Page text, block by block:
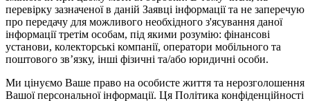
перевірку зазначеної в даній Заявці інформації та не заперечую
про передачу для можливого необхідного з'ясування даної
інформації третім особам, під якими розумію: фінансові
установи, колекторські компанії, оператори мобільного та
поштового зв’язку, інші фізичні та/або юридичні особи.
Ми цінуємо Ваше право на особисте життя та нерозголошення
Вашої персональної інформації. Ця Політика конфіденційності